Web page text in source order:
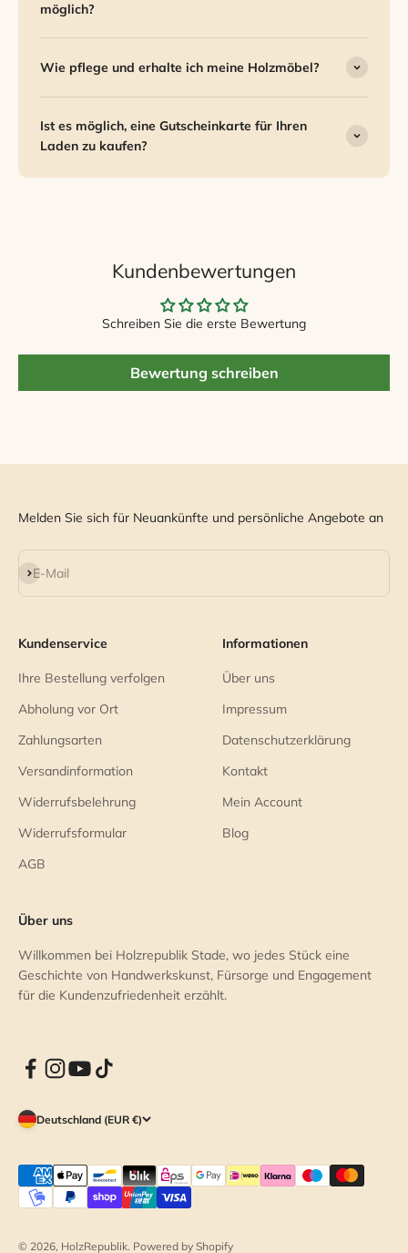
möglich?
Wie pflege und erhalte ich meine Holzmöbel?
Ist es möglich, eine Gutscheinkarte für Ihren
Laden zu kaufen?
Kundenbewertungen
Schreiben Sie die erste Bewertung
Bewertung schreiben
Melden Sie sich für Neuankünfte und persönliche Angebote an
E-Mail
Abonnieren
Kundenservice
Ihre Bestellung verfolgen
Abholung vor Ort
Zahlungsarten
Versandinformation
Widerrufsbelehrung
Widerrufsformular
AGB
Informationen
Über uns
Impressum
Datenschutzerklärung
Kontakt
Mein Account
Blog
Über uns
Willkommen bei Holzrepublik Stade, wo jedes Stück eine
Geschichte von Handwerkskunst, Fürsorge und Engagement
für die Kundenzufriedenheit erzählt.
Deutschland (EUR €)
© 2026, HolzRepublik. Powered by Shopify